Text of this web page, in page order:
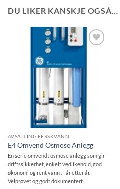
DU LIKER KANSKJE OGSÅ…
AVSALTING FERSKVANN
E4 Omvend Osmose Anlegg
En serie omvendt osmose anlegg som gir
driftssikkerhet, enkelt vedlikehold, god
økonomi og rent vann , - år etter år.
Velprøvet og godt dokumentert